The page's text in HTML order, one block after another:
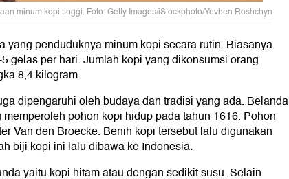
minum kopi tinggi. Foto: Getty Images/iStockphoto/Yevhen Roshchyn
yang penduduknya minum kopi secara rutin. Biasanya
gelas per hari. Jumlah kopi yang dikonsumsi orang
8,4 kilogram.
dipengaruhi oleh budaya dan tradisi yang ada. Belanda
pohon kopi hidup pada tahun 1616. Pohon
Van den Broecke. Benih kopi tersebut lalu digunakan
biji kopi ini lalu dibawa ke Indonesia.
yaitu kopi hitam atau dengan sedikit susu. Selain